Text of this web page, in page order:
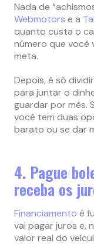
Nada de
Webmotors e a
quanto custa o
número que você
meta.
Depois, é só
para juntar o
guardar por mês.
você tem duas
barato ou se dar
4. Pague
receba os
Financiamento é
vai pagar juros e,
valor real do